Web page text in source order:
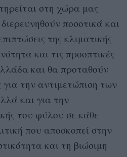
στη χώρα μας
ποσοτικά και
της κλιματικής
και τις προοπτικές
και θα προταθούν
για την αντιμετώπιση των
και για την
του φύλου σε κάθε
που αποσκοπεί στην
και τη βιώσιμη